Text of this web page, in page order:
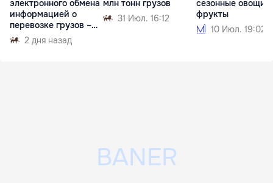
электронного обмена
информацией о
перевозке грузов –
eFTI2 дня назад
млн тонн грузов
31 Июл. 16:12
сезонные овощи и
фрукты
10 Июл. 19:02